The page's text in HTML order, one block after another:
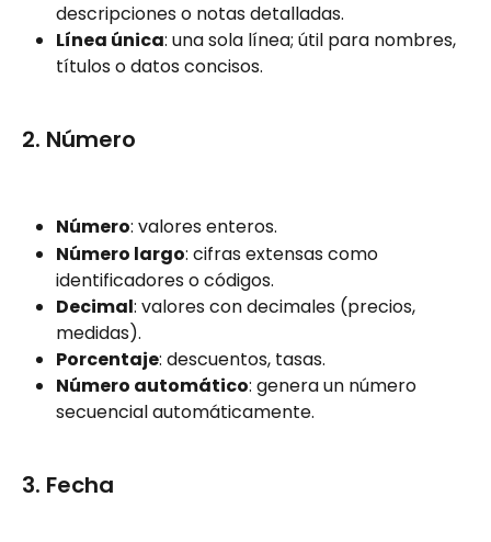
descripciones o notas detalladas.
Línea única: una sola línea; útil para nombres,
títulos o datos concisos.
2. Número
Número: valores enteros.
Número largo: cifras extensas como
identificadores o códigos.
Decimal: valores con decimales (precios,
medidas).
Porcentaje: descuentos, tasas.
Número automático: genera un número
secuencial automáticamente.
3. Fecha